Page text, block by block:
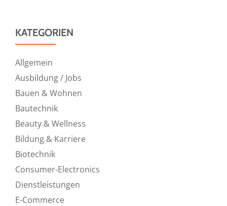
KATEGORIEN
Allgemein
Ausbildung / Jobs
Bauen & Wohnen
Bautechnik
Beauty & Wellness
Bildung & Karriere
Biotechnik
Consumer-Electronics
Dienstleistungen
E-Commerce